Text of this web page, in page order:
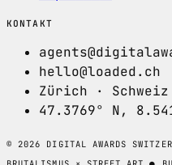
KONTAKT
hello@loaded.ch
Zürich · Schweiz
47.3769° N,
© 2026 DIGITAL AWARDS